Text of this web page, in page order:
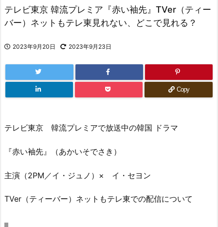
テレビ東京 韓流プレミア『赤い袖先』TVer（ティー
バー）ネットもテレ東見れない、どこで見れる？
2023年9月20日 2023年9月23日
Copy
テレビ東京 韓流プレミアで放送中の韓国 ドラマ
『赤い袖先』（あかいそでさき）
主演（2PM／イ・ジュノ）× イ・セヨン
TVer（ティーバー）ネットもテレ東での配信について